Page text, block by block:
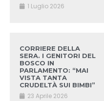
1 Luglio 2026
CORRIERE DELLA
SERA. I GENITORI DEL
BOSCO IN
PARLAMENTO: “MAI
VISTA TANTA
CRUDELTÀ SUI BIMBI”
23 Aprile 2026